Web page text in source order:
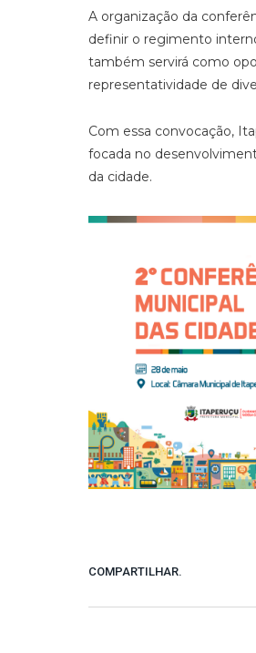
A organização da
definir o regimento
também servirá como
representatividade de
Com essa convocação,
focada no
da cidade.
COMPARTILHAR.